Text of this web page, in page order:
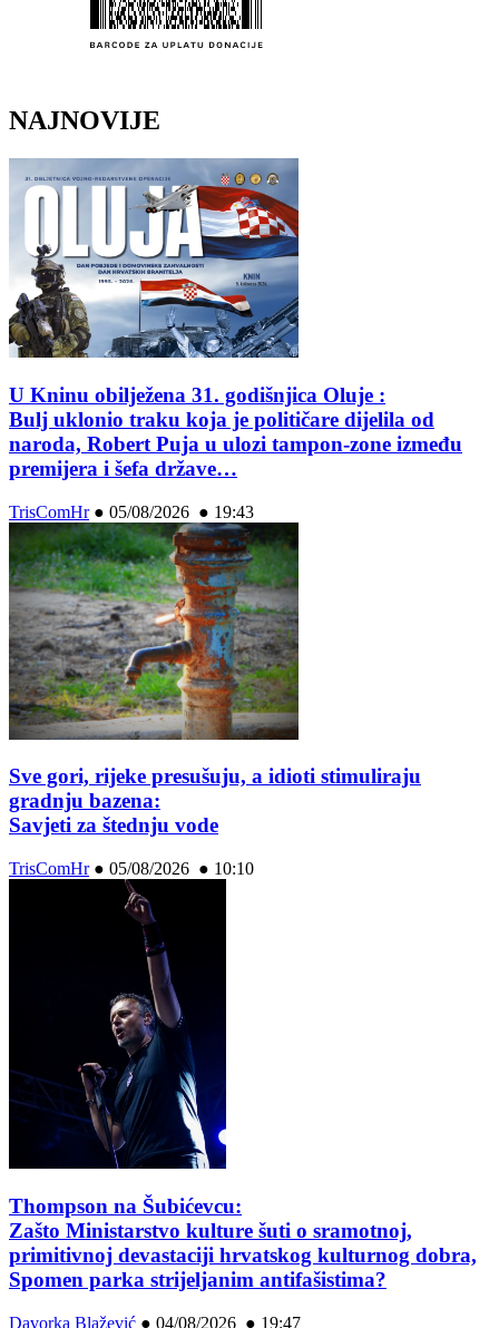
NAJNOVIJE
U Kninu obilježena 31. godišnjica Oluje :
Bulj uklonio traku koja je političare dijelila od
naroda, Robert Puja u ulozi tampon-zone između
premijera i šefa države…
TrisComHr● 05/08/2026 ● 19:43
Sve gori, rijeke presušuju, a idioti stimuliraju
gradnju bazena:
Savjeti za štednju vode
TrisComHr● 05/08/2026 ● 10:10
Thompson na Šubićevcu:
Zašto Ministarstvo kulture šuti o sramotnoj,
primitivnoj devastaciji hrvatskog kulturnog dobra,
Spomen parka strijeljanim antifašistima?
Davorka Blažević ● 04/08/2026 ● 19:47